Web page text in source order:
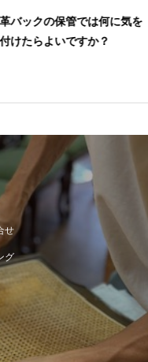
バックの保管では何に気を
けたらよいですか？
せ
グ